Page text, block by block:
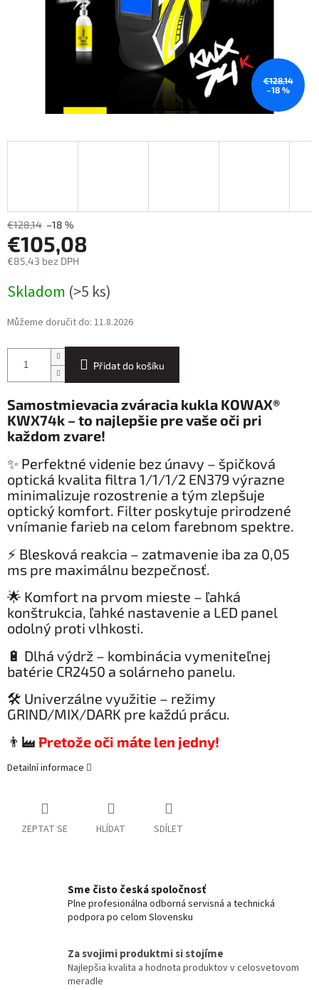
€128,14
–18 %
€128,14 –18 %
€105,08
€85,43 bez DPH
cena:
Skladom (>5 ks)
Můžeme doručit do: 11.8.2026
Přidat do košíku
Samostmievacia zváracia kukla KOWAX®
KWX74k – to najlepšie pre vaše oči pri
každom zvare!
✨ Perfektné videnie bez únavy – špičková
optická kvalita filtra 1/1/1/2 EN379 výrazne
minimalizuje rozostrenie a tým zlepšuje
optický komfort. Filter poskytuje prirodzené
vnímanie farieb na celom farebnom spektre.
⚡ Blesková reakcia – zatmavenie iba za 0,05
ms pre maximálnu bezpečnosť.
🌟 Komfort na prvom mieste – ľahká
konštrukcia, ľahké nastavenie a LED panel
odolný proti vlhkosti.
🔋 Dlhá výdrž – kombinácia vymeniteľnej
batérie CR2450 a solárneho panelu.
🛠️ Univerzálne využitie – režimy
GRIND/MIX/DARK pre každú prácu.
👨‍🏭 Pretože oči máte len jedny!
Detailní informace
ZEPTAT SE HLÍDAT SDÍLET
Sme čisto česká spoločnosť
Plne profesionálna odborná servisná a technická
podpora po celom Slovensku
Za svojimi produktmi si stojíme
Najlepšia kvalita a hodnota produktov v celosvetovom
meradle